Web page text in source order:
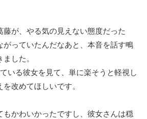
藤が、やる気の見えない態度だった
がっていたんだなあと、本音を話す鴫
した。
いる彼女を見て、単に楽そうと軽視し
改めてほしいです。
もかわいかったですし、彼女さんは穏